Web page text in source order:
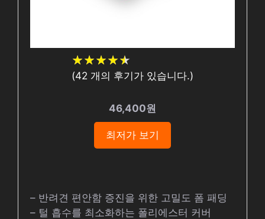
★★★★★
★★★★★
(42 개의 후기가 있습니다.)
46,400원
최저가 보기
– 반려견 편안함 증진을 위한 고밀도 폼 패딩
– 털 흡수를 최소화하는 폴리에스터 커버